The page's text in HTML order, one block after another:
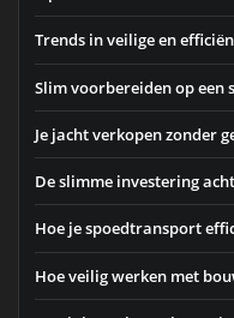
Trends in veilige en
Slim voorbereiden op een
Je jacht verkopen zonder
De slimme investering
Hoe je spoedtransport
Hoe veilig werken met